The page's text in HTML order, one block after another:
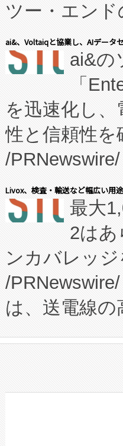
ツー・エン
表しました
たNeXは、
従来のフェ
に、患者や
キー方式で
す。FCCM‑
患者にとっ
のアクセス
Fully-
プログラム
に関する技
構造化トレ
上げおよび
設備整備お
加組織は、
選定された
ai&、Voltaiqと協業し、AIデータ
ai&の
「
を迅速化し
性と信頼性
/
会社エーア
President原
ードする
ーエネルギ
た。 Voltaiq
定、統合、
安全性を追
増加してい
る電力網に
事業者の負
系統連系を
Livox、検査・輸送など幅広い用
最大
2はあ
ンカバレッ
/
は、送電線
や穀物倉庫
リューショ
したAvia 2
狭視野の
ケーブル、